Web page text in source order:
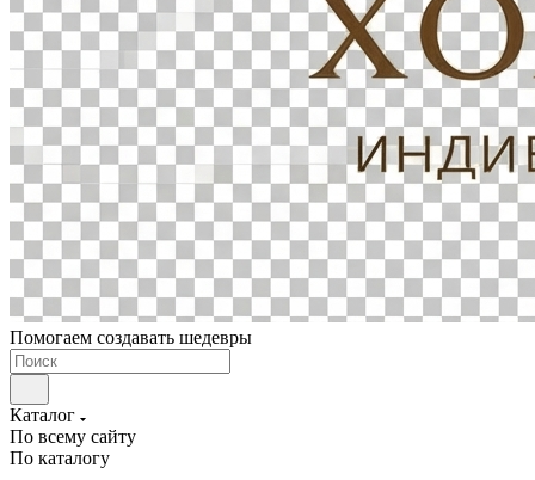
Помогаем создавать шедевры
Каталог
По всему сайту
По каталогу